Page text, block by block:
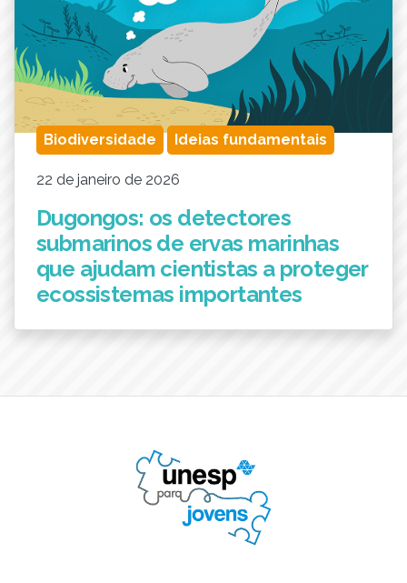
Biodiversidade Ideias fundamentais
22 de janeiro de 2026
Dugongos: os detectores
submarinos de ervas marinhas
que ajudam cientistas a proteger
ecossistemas importantes